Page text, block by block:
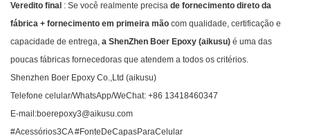
Veredito final : Se você realmente precisa de fornecimento direto da
fábrica + fornecimento em primeira mão com qualidade, certificação e
capacidade de entrega, a ShenZhen Boer Epoxy (aikusu) é uma das
poucas fábricas fornecedoras que atendem a todos os critérios.
Shenzhen Boer Epoxy Co.,Ltd (aikusu)
Telefone celular/WhatsApp/WeChat: +86 13418460347
E-mail:boerepoxy3@aikusu.com
#Acessórios3CA #FonteDeCapasParaCelular